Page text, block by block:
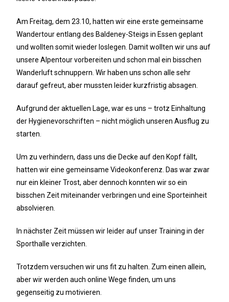
Am Freitag, dem 23.10, hatten wir eine erste gemeinsame
Wandertour entlang des Baldeney-Steigs in Essen geplant
und wollten somit wieder loslegen. Damit wollten wir uns auf
unsere Alpentour vorbereiten und schon mal ein bisschen
Wanderluft schnuppern. Wir haben uns schon alle sehr
darauf gefreut, aber mussten leider kurzfristig absagen.
Aufgrund der aktuellen Lage, war es uns – trotz Einhaltung
der Hygienevorschriften – nicht möglich unseren Ausflug zu
starten.
Um zu verhindern, dass uns die Decke auf den Kopf fällt,
hatten wir eine gemeinsame Videokonferenz. Das war zwar
nur ein kleiner Trost, aber dennoch konnten wir so ein
bisschen Zeit miteinander verbringen und eine Sporteinheit
absolvieren.
In nächster Zeit müssen wir leider auf unser Training in der
Sporthalle verzichten.
Trotzdem versuchen wir uns fit zu halten. Zum einen allein,
aber wir werden auch online Wege finden, um uns
gegenseitig zu motivieren.